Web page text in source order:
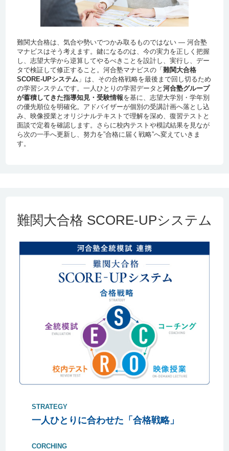
難関大合格は、気合や勢いでつかみ取るものではない ― 河合塾
マナビスはそう考えます。鍵になるのは、今の実力を正しく把握
し、志望大学から逆算してやるべきことを設計し、実行し、デー
タで検証して修正すること。河合塾マナビスの「難関大合格
SCORE-UPシステム 」は、その合格戦略を最後まで回し切るため
の学習システムです。一人ひとりの学習データと 河合塾グループ
が蓄積してきた指導知見・受験情報を基に、志望大学別・学年別
の優先順位を明確化。アドバイザーが個別の受講計画へ落とし込
み、映像授業とオリジナルテキストで理解を深め、復習テストと
面談で定着を確認します。さらに校内テストや模試結果を見なが
ら次の一手へ更新し、努力を”合格に届く戦略”へ変えていきま
す。
難関大合格 SCORE-UPシステム
STRATEGY
一人ひとりに合わせた「合格戦略」
CORCHING